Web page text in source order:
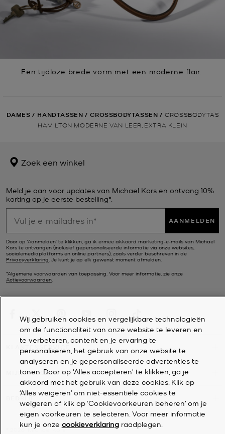
Een tijdloze brede vorm met een moderne flair.
DAMES / HANDTASSEN / CROSSBODYTASSEN / CROSSBODYTAS
HAMILTON MODERNE VAN LEER, EXTRA KLEIN
Zoek een winkel
Meld je aan voor updates van Michael Kors en ontvang 10%
korting op je eerste bestelling*.
AANMELDEN
Door op ‘Aanmelden’ te klikken, ga ik ermee akkoord marketing-e-mails van Michael
Kors te ontvangen (inclusief gepersonaliseerde informatie via onze websites,
socialemediaplatforms en online partners), zoals verder beschreven in de
Privacyverklaring . Je kunt je op elk gewenst moment afmelden.
*Algemene voorwaarden van toepassing. Voor meer informatie, zie onze
Actievoorwaarden
KLANTENSERVICE
MIJN ACCOUNT
BEDRIJF
2026Michael Kors
Wij gebruiken cookies en vergelijkbare technologieën
om de functionaliteit van onze website te leveren en
te verbeteren, content en je ervaring te
personaliseren, het gebruik van onze website te
analyseren en je gepersonaliseerde advertenties te
tonen. Door op 'Alles accepteren' te klikken, ga je
akkoord met het gebruik van deze cookies. Klik op
‘Alles weigeren’ om niet-essentiële cookies te
weigeren of klik op ‘Cookievoorkeuren beheren’ om je
eigen voorkeuren te selecteren. Voor meer informatie
kun je onze cookieverklaringraadplegen.